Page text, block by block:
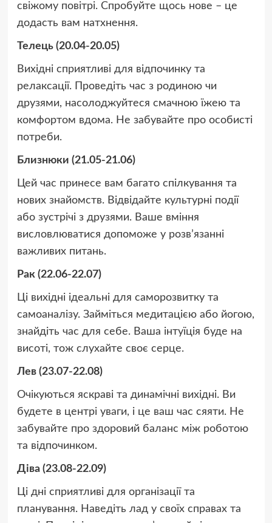
свіжому повітрі. Спробуйте щось нове – це
додасть вам натхнення.
Телець (20.04-20.05)
Вихідні сприятливі для відпочинку та
релаксації. Проведіть час з родиною чи
друзями, насолоджуйтеся смачною їжею та
комфортом вдома. Не забувайте про особисті
потреби.
Близнюки (21.05-21.06)
Цей час принесе вам багато спілкування та
нових знайомств. Відвідайте культурні події
або зустрічі з друзями. Ваше вміння
висловлюватися допоможе у розв’язанні
важливих питань.
Рак (22.06-22.07)
Ці вихідні ідеальні для саморозвитку та
самоаналізу. Займіться медитацією або йогою,
знайдіть час для себе. Ваша інтуїція буде на
висоті, тож слухайте своє серце.
Лев (23.07-22.08)
Очікуються яскраві та динамічні вихідні. Ви
будете в центрі уваги, і це ваш час сяяти. Не
забувайте про здоровий баланс між роботою
та відпочинком.
Діва (23.08-22.09)
Ці дні сприятливі для організації та
планування. Наведіть лад у своїх справах та